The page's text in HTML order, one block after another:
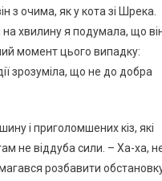
з очима, як у кота зі Шрека.
на хвилину я подумала, що
момент цього випадку:
зрозуміла, що не до добра
і приголомшених кіз, які
не віддуба сили. – Ха-ха,
розбавити